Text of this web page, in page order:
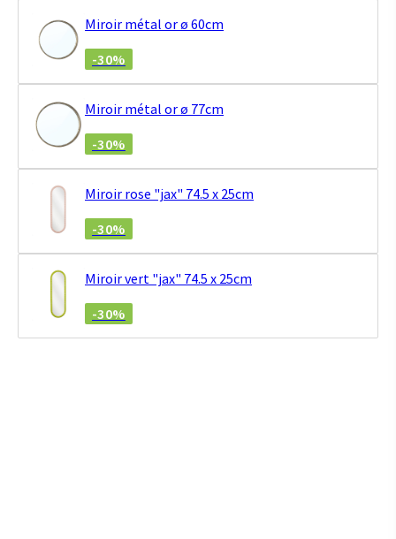
Miroir métal or ø 60cm
-30%
Miroir métal or ø 77cm
-30%
Miroir rose "jax" 74.5 x 25cm
-30%
Miroir vert "jax" 74.5 x 25cm
-30%